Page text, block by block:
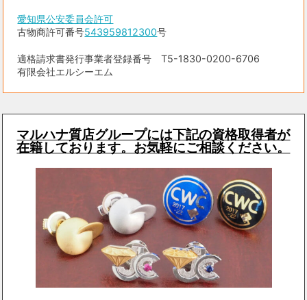
愛知県公安委員会許可
古物商許可番号543959812300号
適格請求書発行事業者登録番号 T5-1830-0200-6706
有限会社エルシーエム
マルハナ質店グループには下記の資格取得者が
在籍しております。お気軽にご相談ください。